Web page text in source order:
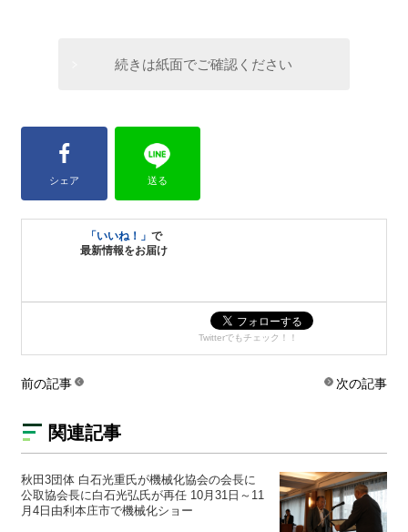
続きは紙面でご確認ください
シェア 送る
「いいね！」で
最新情報をお届け
Twitterでもチェック！！
前の記事 次の記事
関連記事
秋田3団体 白石光重氏が機械化協会の会長に
公取協会長に白石光弘氏が再任 10月31日～11
月4日由利本庄市で機械化ショー